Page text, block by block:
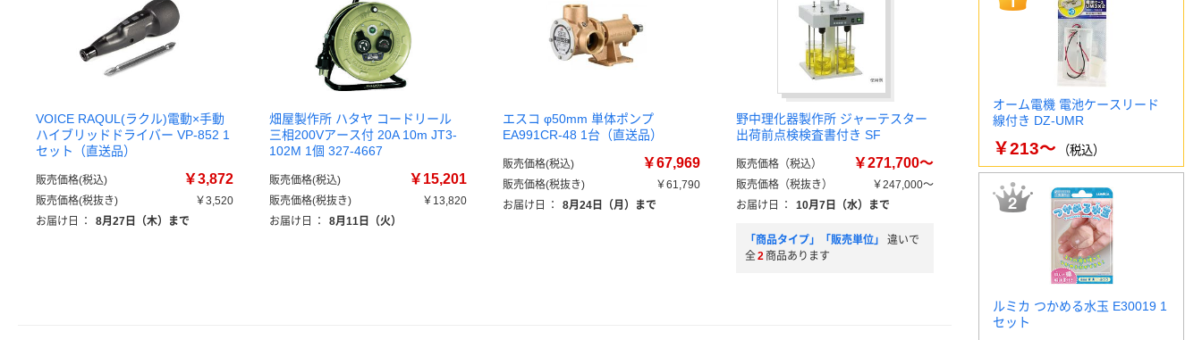
VOICE RAQUL(ラクル)電動×手動
ハイブリッドドライバー VP-852 1
セット（直送品）
販売価格(税込) ￥3,872
販売価格(税抜き)
￥3,520
お届け日
： 8月27日（木）まで
畑屋製作所 ハタヤ コードリール
三相200Vアース付 20A 10m JT3-
102M 1個 327-4667
販売価格(税込) ￥15,201
販売価格(税抜き)
￥13,820
お届け日
： 8月11日（火）
エスコ φ50mm 単体ポンプ
EA991CR-48 1台（直送品）
販売価格(税込) ￥67,969
販売価格(税抜き)
￥61,790
お届け日
： 8月24日（月）まで
野中理化器製作所 ジャーテスター
出荷前点検検査書付き SF
販売価格（税込） ￥271,700～
販売価格（税抜き）
￥247,000～
お届け日
： 10月7日（水）まで
「商品タイプ」「販売単位」
違いで
全2 商品あります
オーム電機 電池ケースリード
線付き DZ-UMR
￥213～ （税込）
ルミカ つかめる水玉 E30019 1
セット